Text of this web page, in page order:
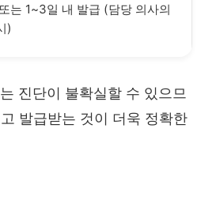
는 1~3일 내 발급 (담당 의사의
)
진단이 불확실할 수 있으므
발급받는 것이 더욱 정확한